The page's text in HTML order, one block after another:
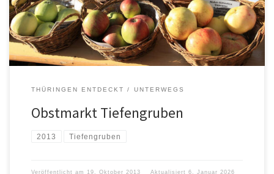
THÜRINGEN ENTDECKT UNTERWEGS
Obstmarkt Tiefengruben
2013 Tiefengruben
Veröffentlicht am 19. Oktober 2013 Aktualisiert 6. Januar 2026